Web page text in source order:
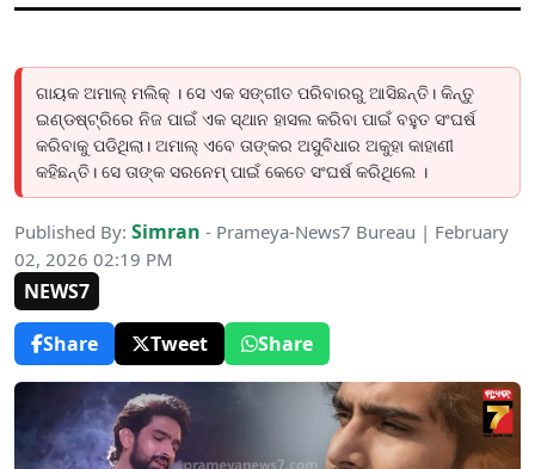
ଗାୟକ ଅମାଲ୍ ମଲିକ୍ । ସେ ଏକ ସଙ୍ଗୀତ ପରିବାରରୁ ଆସିଛନ୍ତି। କିନ୍ତୁ
ଇଣ୍ଡଷ୍ଟ୍ରିରେ ନିଜ ପାଇଁ ଏକ ସ୍ଥାନ ହାସଲ କରିବା ପାଇଁ ବହୁତ ସଂଘର୍ଷ
କରିବାକୁ ପଡିଥିଲା। ଅମାଲ୍ ଏବେ ତାଙ୍କର ଅସୁବିଧାର ଅକୁହା କାହାଣୀ
କହିଛନ୍ତି। ସେ ତାଙ୍କ ସରନେମ୍ ପାଇଁ କେତେ ସଂଘର୍ଷ କରିଥିଲେ ।
Published By: Simran - Prameya-News7 Bureau | February
02, 2026 02:19 PM
NEWS7
Share
Tweet Share